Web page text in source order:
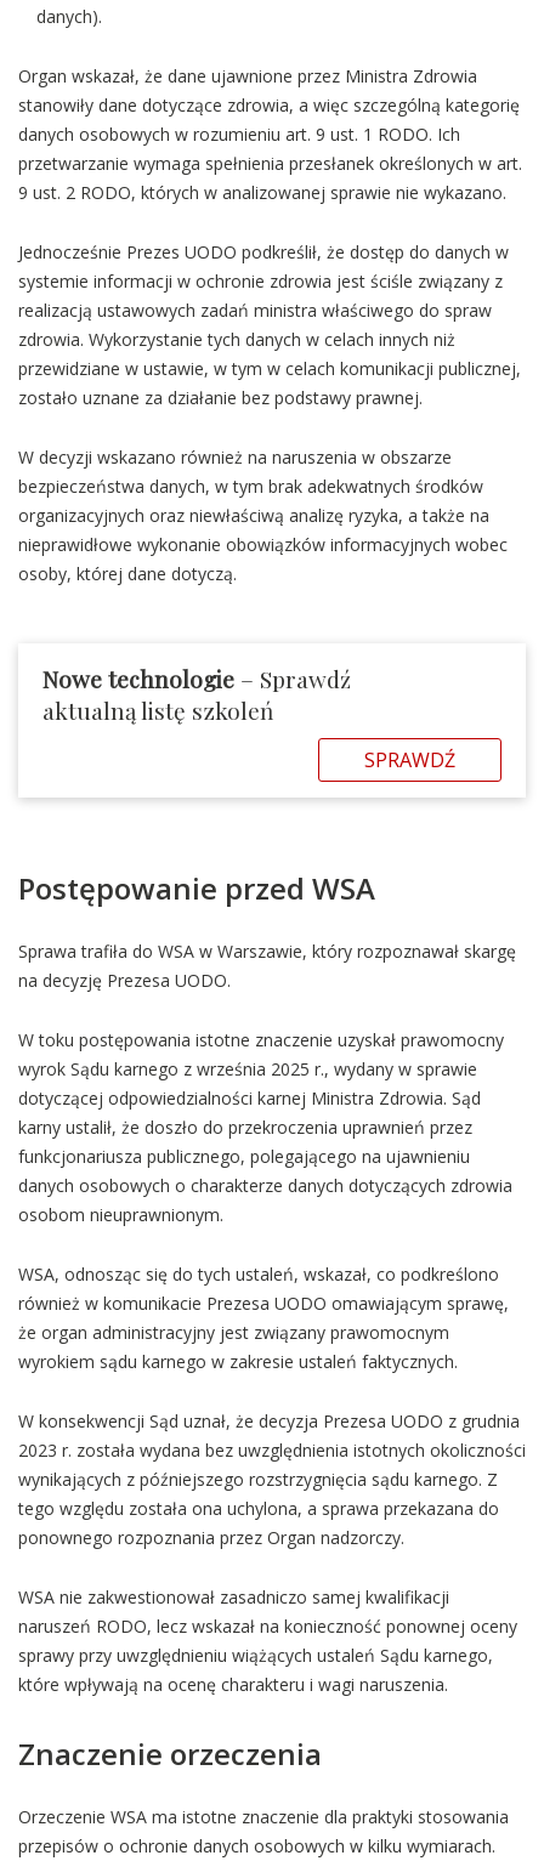
danych).
Organ wskazał, że dane ujawnione przez Ministra Zdrowia
stanowiły dane dotyczące zdrowia, a więc szczególną kategorię
danych osobowych w rozumieniu art. 9 ust. 1 RODO. Ich
przetwarzanie wymaga spełnienia przesłanek określonych w art.
9 ust. 2 RODO, których w analizowanej sprawie nie wykazano.
Jednocześnie Prezes UODO podkreślił, że dostęp do danych w
systemie informacji w ochronie zdrowia jest ściśle związany z
realizacją ustawowych zadań ministra właściwego do spraw
zdrowia. Wykorzystanie tych danych w celach innych niż
przewidziane w ustawie, w tym w celach komunikacji publicznej,
zostało uznane za działanie bez podstawy prawnej.
W decyzji wskazano również na naruszenia w obszarze
bezpieczeństwa danych, w tym brak adekwatnych środków
organizacyjnych oraz niewłaściwą analizę ryzyka, a także na
nieprawidłowe wykonanie obowiązków informacyjnych wobec
osoby, której dane dotyczą.
Nowe technologie – Sprawdź
aktualną listę szkoleń
SPRAWDŹ
Postępowanie przed WSA
Sprawa trafiła do WSA w Warszawie, który rozpoznawał skargę
na decyzję Prezesa UODO.
W toku postępowania istotne znaczenie uzyskał prawomocny
wyrok Sądu karnego z września 2025 r., wydany w sprawie
dotyczącej odpowiedzialności karnej Ministra Zdrowia. Sąd
karny ustalił, że doszło do przekroczenia uprawnień przez
funkcjonariusza publicznego, polegającego na ujawnieniu
danych osobowych o charakterze danych dotyczących zdrowia
osobom nieuprawnionym.
WSA, odnosząc się do tych ustaleń, wskazał, co podkreślono
również w komunikacie Prezesa UODO omawiającym sprawę,
że organ administracyjny jest związany prawomocnym
wyrokiem sądu karnego w zakresie ustaleń faktycznych.
W konsekwencji Sąd uznał, że decyzja Prezesa UODO z grudnia
2023 r. została wydana bez uwzględnienia istotnych okoliczności
wynikających z późniejszego rozstrzygnięcia sądu karnego. Z
tego względu została ona uchylona, a sprawa przekazana do
ponownego rozpoznania przez Organ nadzorczy.
WSA nie zakwestionował zasadniczo samej kwalifikacji
naruszeń RODO, lecz wskazał na konieczność ponownej oceny
sprawy przy uwzględnieniu wiążących ustaleń Sądu karnego,
które wpływają na ocenę charakteru i wagi naruszenia.
Znaczenie orzeczenia
Orzeczenie WSA ma istotne znaczenie dla praktyki stosowania
przepisów o ochronie danych osobowych w kilku wymiarach.